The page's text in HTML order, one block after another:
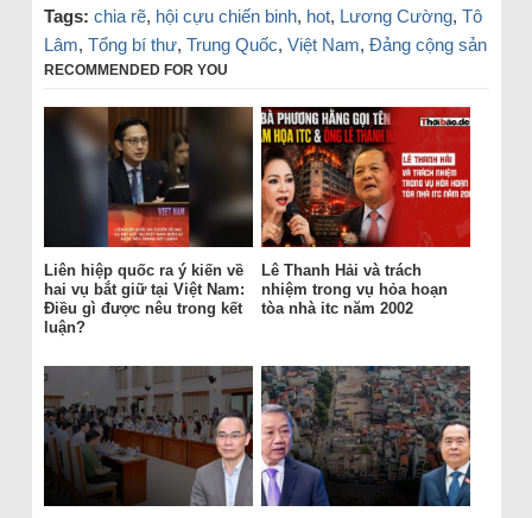
Tags: chia rẽ, hội cựu chiến binh, hot, Lương Cường, Tô
Lâm, Tổng bí thư, Trung Quốc, Việt Nam, Đảng cộng sản
RECOMMENDED FOR YOU
Liên hiệp quốc ra ý kiến về
hai vụ bắt giữ tại Việt Nam:
Điều gì được nêu trong kết
luận?
Lê Thanh Hải và trách
nhiệm trong vụ hỏa hoạn
tòa nhà itc năm 2002